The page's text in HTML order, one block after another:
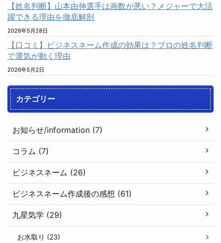
【姓名判断】山本由伸選手は画数が悪い？メジャーで大活
躍できる理由を徹底解剖
2026年5月28日
【口コミ】ビジネスネーム作成の効果は？プロの姓名判断
で運気が動く理由
2026年5月2日
カテゴリー
お知らせ/information (7)
コラム (7)
ビジネスネーム (26)
ビジネスネーム作成後の感想 (61)
九星気学 (29)
お水取り (23)